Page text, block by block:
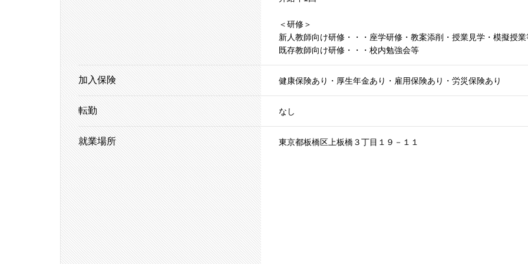
＜研修＞
新人教師向け研修・・・座学研修・教案添削・授業見学・模擬授業
既存教師向け研修・・・校内勉強会等
加入保険 健康保険あり・厚生年金あり・雇用保険あり・労災保険あり
転勤 なし
就業場所 東京都板橋区上板橋３丁目１９－１１